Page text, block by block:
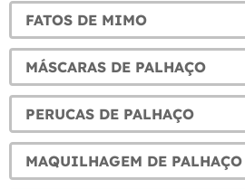
FATOS DE MIMO
MÁSCARAS DE PALHAÇO
PERUCAS DE PALHAÇO
MAQUILHAGEM DE PALHAÇO